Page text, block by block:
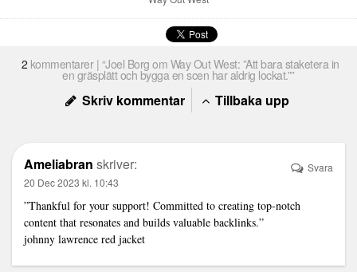
2 kommentarer | “Joel Borg om Way Out West: ”Att bara staketera in
en gräsplätt och bygga en scen har aldrig lockat.””
Skriv kommentar Tillbaka upp
Ameliabran skriver:
20 Dec 2023 kl. 10:43
”Thankful for your support! Committed to creating top-notch
content that resonates and builds valuable backlinks.”
johnny lawrence red jacket
Svara